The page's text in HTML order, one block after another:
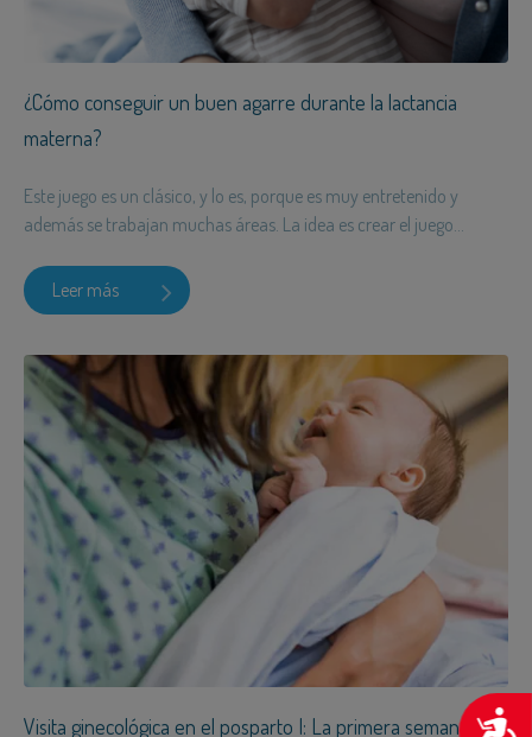
¿Cómo conseguir un buen agarre durante la lactancia
materna?
Este juego es un clásico, y lo es, porque es muy entretenido y
además se trabajan muchas áreas. La idea es crear el juego...
Leer más
Visita ginecológica en el posparto I: La primera semana